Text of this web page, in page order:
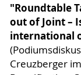
"Roundtable
out of Joint –
international
Creuzberger